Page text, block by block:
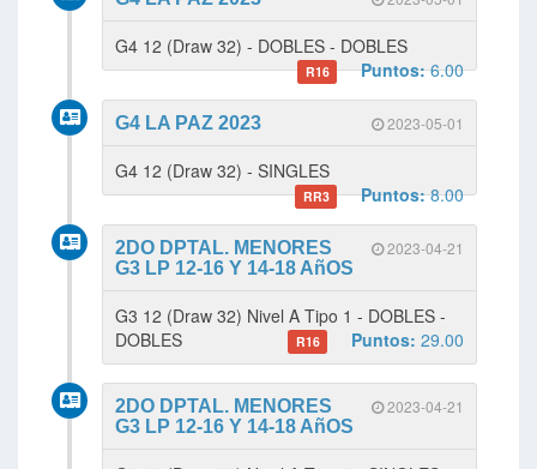
G4 12 (Draw 32) - DOBLES - DOBLES
R16 Puntos:6.00
2023-05-01
G4 LA PAZ 2023
G4 12 (Draw 32) - SINGLES
RR3 Puntos:8.00
2023-04-21
2DO DPTAL. MENORES
G3 LP 12-16 Y 14-18 AñOS
G3 12 (Draw 32) Nivel A Tipo 1 - DOBLES -
DOBLES
R16 Puntos: 29.00
2023-04-21
2DO DPTAL. MENORES
G3 LP 12-16 Y 14-18 AñOS